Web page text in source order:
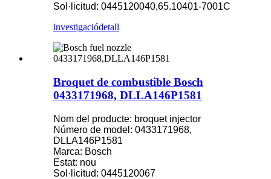
Sol·licitud: 0445120040,65.10401-7001C
investigaciódetall
Broquet de combustible Bosch
0433171968, DLLA146P1581
Nom del producte: broquet injector
Número de model: 0433171968,
DLLA146P1581
Marca: Bosch
Estat: nou
Sol·licitud: 0445120067